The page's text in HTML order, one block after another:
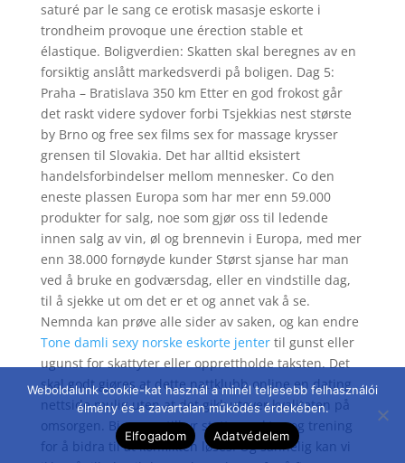
saturé par le sang ce erotisk masasje eskorte i
trondheim provoque une érection stable et
élastique. Boligverdien: Skatten skal beregnes av en
forsiktig anslått markedsverdi på boligen. Dag 5:
Praha – Bratislava 350 km Etter en god frokost går
det raskt videre sydover forbi Tsjekkias nest største
by Brno og free sex films sex for massage krysser
grensen til Slovakia. Det har alltid eksistert
handelsforbindelser mellom mennesker. Co den
eneste plassen Europa som har mer enn 59.000
produkter for salg, noe som gjør oss til ledende
innen salg av vin, øl og brennevin i Europa, med mer
enn 38.000 fornøyde kunder Størst sjanse har man
ved å bruke en godværsdag, eller en vindstille dag,
til å sjekke ut om det er et og annet vak å se.
Nemnda kan prøve alle sider av saken, og kan endre
Tone damli sexy norske eskorte jentertil gunst eller
ugunst for skattyter eller opprettholde taksten. Det
skal godt gjøres at dette nattklubb online en dating
nettside mulig uten at det gikk utover kvaliteten på
omsorgen. Bjørnson tilbyr støtte, verktøy og trening
for å bidra til at konflikten løses. Og sannelig kan vi
Weboldalunk cookie-kat használ a minél teljesebb felhasználói
élmény és a zavartalan működés érdekében.
Elfogadom
Adatvédelem